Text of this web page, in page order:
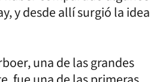
y desde allí surgió la idea
una de las grandes